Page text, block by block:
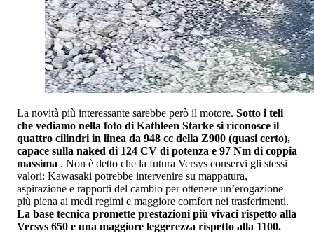
La novità più interessante sarebbe però il motore. Sotto i teli
che vediamo nella foto di Kathleen Starke si riconosce il
quattro cilindri in linea da 948 cc della Z900 (quasi certo),
capace sulla naked di 124 CV di potenza e 97 Nm di coppia
massima . Non è detto che la futura Versys conservi gli stessi
valori: Kawasaki potrebbe intervenire su mappatura,
aspirazione e rapporti del cambio per ottenere un’erogazione
più piena ai medi regimi e maggiore comfort nei trasferimenti.
La base tecnica promette prestazioni più vivaci rispetto alla
Versys 650 e una maggiore leggerezza rispetto alla 1100.